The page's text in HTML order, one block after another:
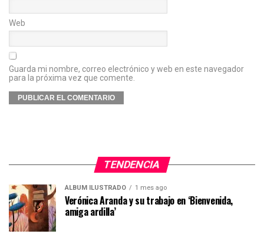
Web
Guarda mi nombre, correo electrónico y web en este navegador
para la próxima vez que comente.
TENDENCIA
ÁLBUM ILUSTRADO 1 mes ago
Verónica Aranda y su trabajo en ‘Bienvenida,
amiga ardilla’